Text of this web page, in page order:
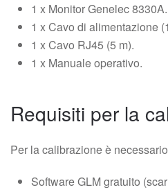
1 x Monitor Genelec 8330A.
1 x Cavo di alimentazione
1 x Cavo RJ45 (5 m).
1 x Manuale operativo.
Requisiti per la
Per la calibrazione è
Software GLM gratuito